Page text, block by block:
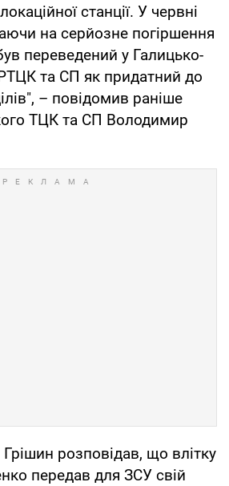
станції. У червні
на серйозне погіршення
переведений у Галицько-
та СП як придатний до
– повідомив раніше
ТЦК та СП Володимир
розповідав, що влітку
передав для ЗСУ свій